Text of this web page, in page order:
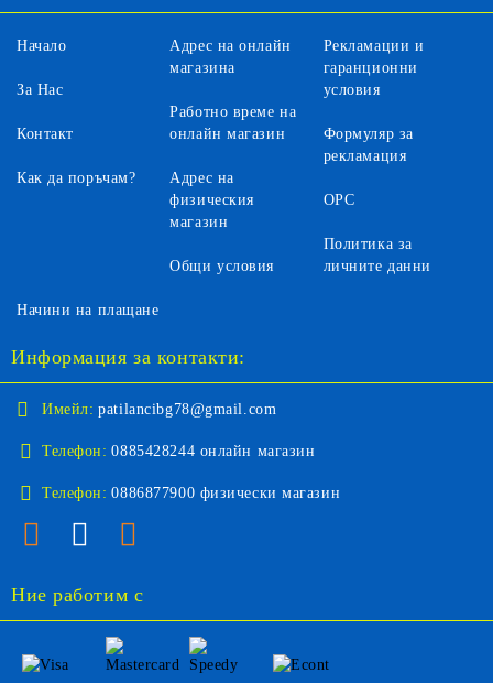
Начало
За Нас
Контакт
Как да поръчам?
Адрес на онлайн
магазина
Работно време на
онлайн магазин
Адрес на
физическия
магазин
Общи условия
Рекламации и
гаранционни
условия
Формуляр за
рекламация
ОРС
Политика за
личните данни
Начини на плащане
Информация за контакти:
Имейл: patilancibg78@gmail.com
Телефон: 0885428244 онлайн магазин
Телефон: 0886877900 физически магазин
Ние работим с